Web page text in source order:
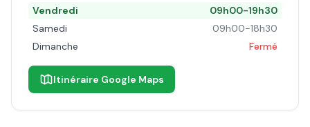
Vendredi
09h00-19h30
Samedi
09h00-18h30
Dimanche
Fermé
Itinéraire Google Maps